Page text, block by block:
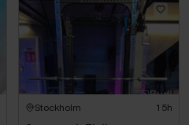
Stockholm 15h